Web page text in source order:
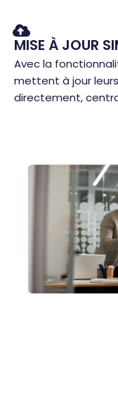
MISE À JOUR
Avec la
mettent à jour
directement,